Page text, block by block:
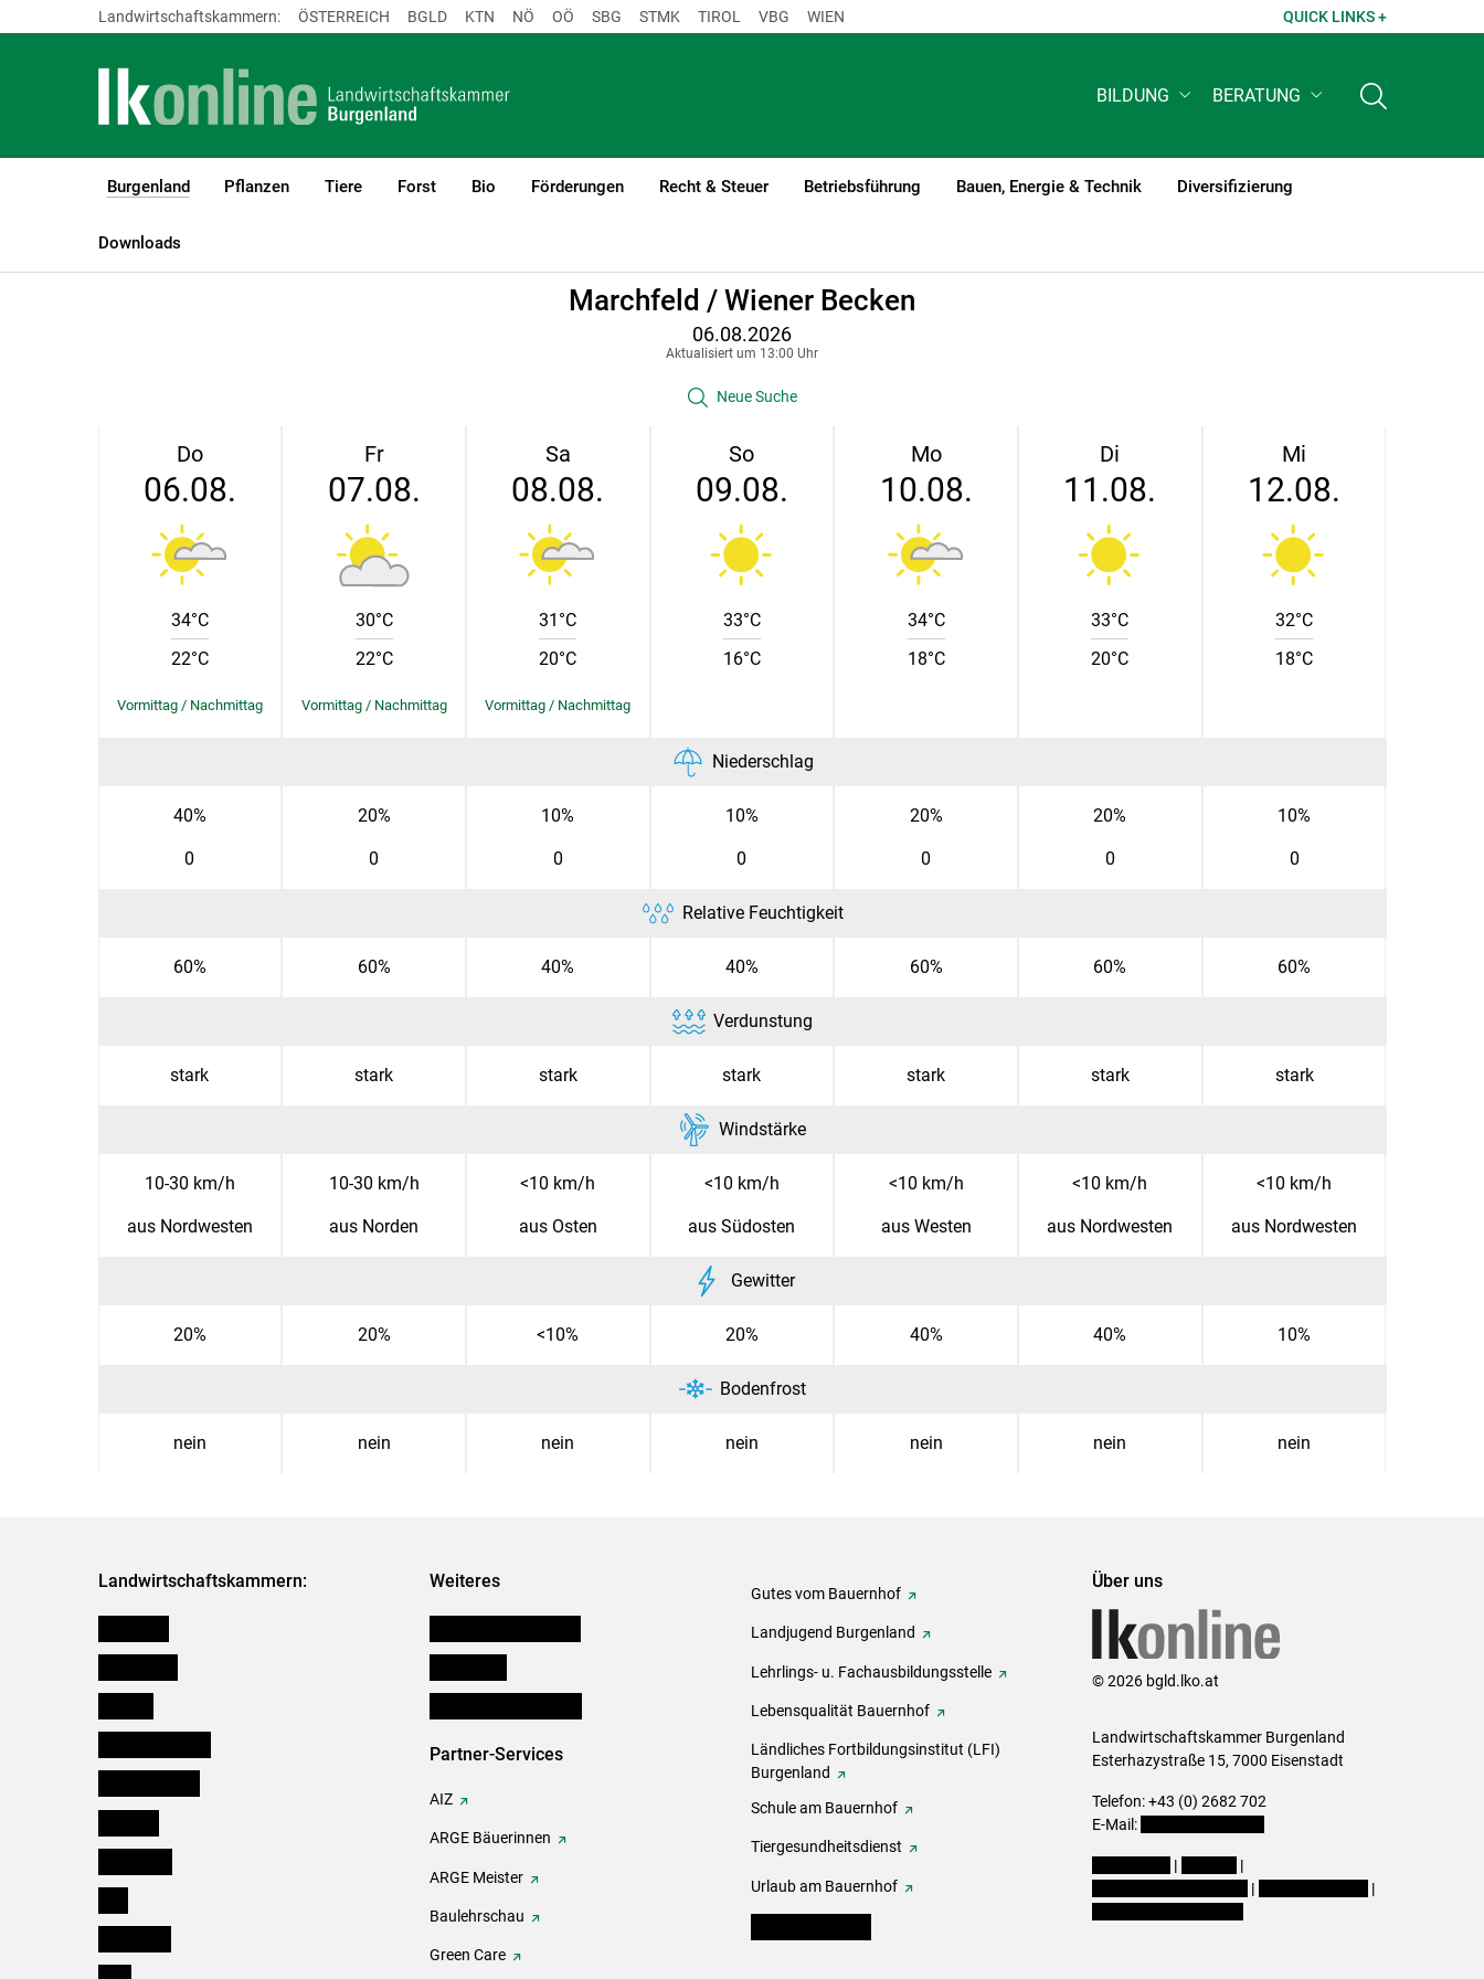
Skip to main content
Landwirtschaftskammern: ÖSTERREICH BGLD KTN NÖ OÖ SBG STMK TIROL VBG WIEN QUICK LINKS +
BILDUNG BERATUNG
Burgenland
(current)1
Pflanzen Tiere Forst Bio Förderungen Recht & Steuer Betriebsführung Bauen, Energie & Technik Diversifizierung
Downloads
LK Burgenland
Marchfeld / Wiener Becken
06.08.2026
Aktualisiert um 13:00 Uhr
Neue Suche
Do
06.08.
Fr
07.08.
Sa
08.08.
So
09.08.
Mo
10.08.
Di
11.08.
Mi
12.08.
34°C
22°C
30°C
22°C
31°C
20°C
33°C
16°C
34°C
18°C
33°C
20°C
32°C
18°C
Niederschlag
40%
0
20%
0
10%
0
10%
0
20%
0
20%
0
10%
0
Relative Feuchtigkeit
60% 60% 40% 40% 60% 60% 60%
Verdunstung
stark stark stark stark stark stark stark
Windstärke
10-30 km/h
aus Nordwesten
10-30 km/h
aus Norden
<10 km/h
aus Osten
<10 km/h
aus Südosten
<10 km/h
aus Westen
<10 km/h
aus Nordwesten
<10 km/h
aus Nordwesten
Gewitter
20% 20% <10% 20% 40% 40% 10%
Bodenfrost
nein nein nein nein nein nein nein
Landwirtschaftskammern: Weiteres
Partner-Services
AIZ
ARGE Bäuerinnen
ARGE Meister
Baulehrschau
Green Care
Gutes vom Bauernhof
Landjugend Burgenland
Lehrlings- u. Fachausbildungsstelle
Lebensqualität Bauernhof
Ländliches Fortbildungsinstitut (LFI)
Burgenland
Schule am Bauernhof
Tiergesundheitsdienst
Urlaub am Bauernhof
Über uns
© 2026 bgld.lko.at
Landwirtschaftskammer Burgenland
Esterhazystraße 15, 7000 Eisenstadt
Telefon: +43 (0) 2682 702
E-Mail:
|
|
|
|